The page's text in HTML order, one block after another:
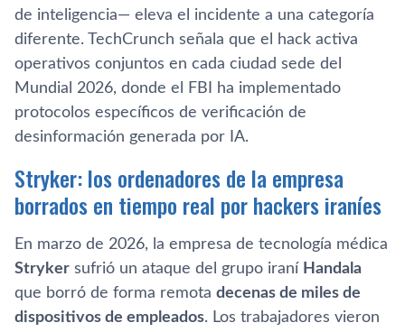
de inteligencia— eleva el incidente a una categoría
diferente. TechCrunch señala que el hack activa
operativos conjuntos en cada ciudad sede del
Mundial 2026, donde el FBI ha implementado
protocolos específicos de verificación de
desinformación generada por IA.
Stryker: los ordenadores de la empresa
borrados en tiempo real por hackers iraníes
En marzo de 2026, la empresa de tecnología médica
Stryker sufrió un ataque del grupo iraní Handala
que borró de forma remota decenas de miles de
dispositivos de empleados. Los trabajadores vieron